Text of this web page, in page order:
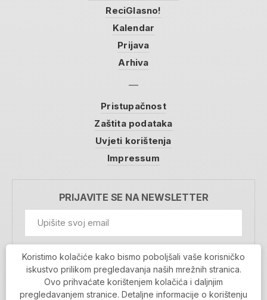
ReciGlasno!
Kalendar
Prijava
Arhiva
Pristupačnost
Zaštita podataka
Uvjeti korištenja
Impressum
PRIJAVITE SE NA NEWSLETTER
Prihvaćam da se moji podaci spremaju u bazu
podataka i koriste u svrhu slanja MojaRijeka
newslettera
Koristimo kolačiće kako bismo poboljšali vaše korisničko
iskustvo prilikom pregledavanja naših mrežnih stranica.
Ovo prihvaćate korištenjem kolačića i daljnjim
pregledavanjem stranice. Detaljne informacije o korištenju